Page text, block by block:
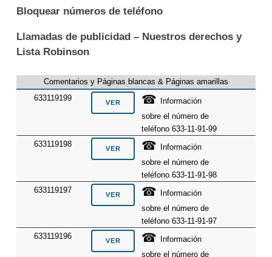
Bloquear números de teléfono
Llamadas de publicidad – Nuestros derechos y
Lista Robinson
Comentarios y Páginas blancas & Páginas amarillas
633119199
☎ Información
sobre el número de
teléfono 633-11-91-99
633119198
☎ Información
sobre el número de
teléfono 633-11-91-98
633119197
☎ Información
sobre el número de
teléfono 633-11-91-97
633119196
☎ Información
sobre el número de